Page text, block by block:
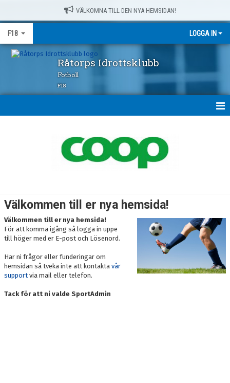
VÄLKOMNA TILL DEN NYA HEMSIDAN!
F18 LOGGA IN
Råtorps Idrottsklubb
Fotboll
F18
TRUPPEN
BILDGALLERI
DOKUMENT
KONTAKT
Välkommen till er nya hemsida!
Välkommen till er nya hemsida!
För att komma igång så logga in uppe
till höger med er E-post och Lösenord.
Har ni frågor eller funderingar om
hemsidan så tveka inte att kontakta vår
support via mail eller telefon.
Tack för att ni valde SportAdmin